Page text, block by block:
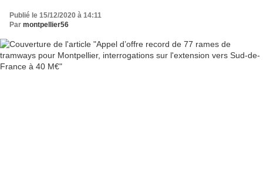
Publié le 15/12/2020 à 14:11
Par montpellier56